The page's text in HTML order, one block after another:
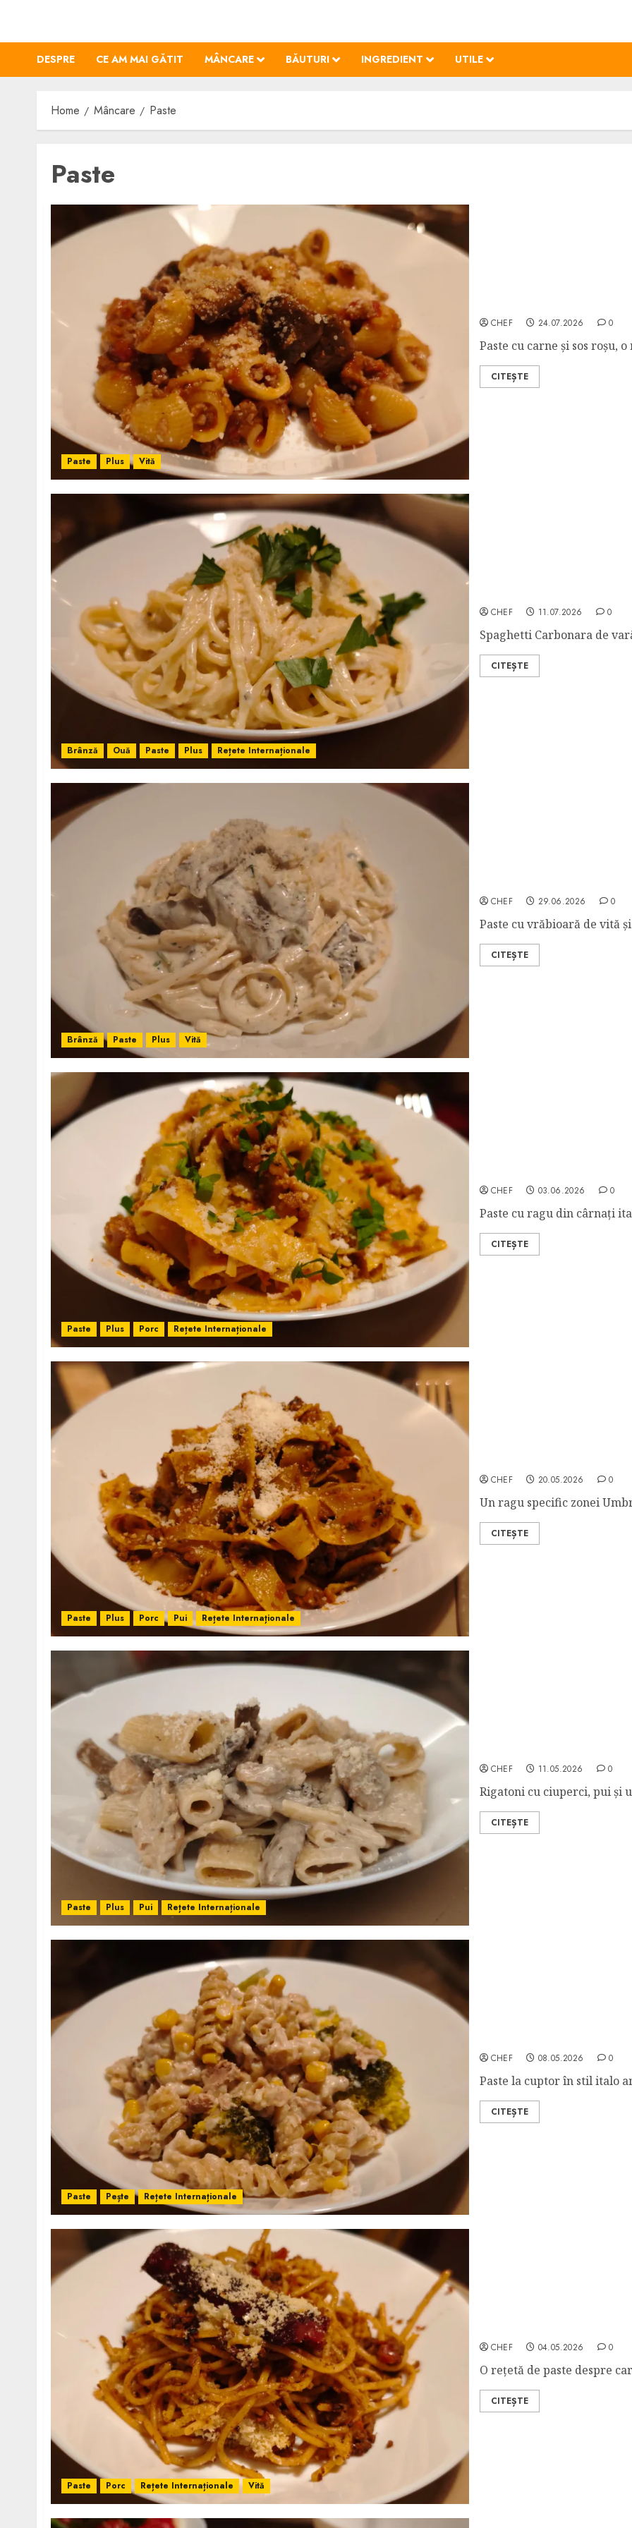
content
DESPRE CE AM MAI GĂTIT MÂNCARE BĂUTURI INGREDIENT UTILE
Home Mâncare Paste
Paste
Paste Plus Vită
CHEF 24.07.2026 0
Paste cu carne și sos roșu,
CITEȘTE
Brânză Ouă Paste Plus Rețete Internaționale
CHEF 11.07.2026 0
Spaghetti Carbonara de
CITEȘTE
Brânză Paste Plus Vită
CHEF 29.06.2026 0
Paste cu vrăbioară de vită
CITEȘTE
Paste Plus Porc Rețete Internaționale
CHEF 03.06.2026 0
Paste cu ragu din cârnați
CITEȘTE
Paste Plus Porc Pui Rețete Internaționale
CHEF 20.05.2026 0
Un ragu specific zonei
CITEȘTE
Paste Plus Pui Rețete Internaționale
CHEF 11.05.2026 0
Rigatoni cu ciuperci, pui și
CITEȘTE
Paste Pește Rețete Internaționale
CHEF 08.05.2026 0
Paste la cuptor în stil italo
CITEȘTE
Paste Porc Rețete Internaționale Vită
CHEF 04.05.2026 0
O rețetă de paste despre
CITEȘTE